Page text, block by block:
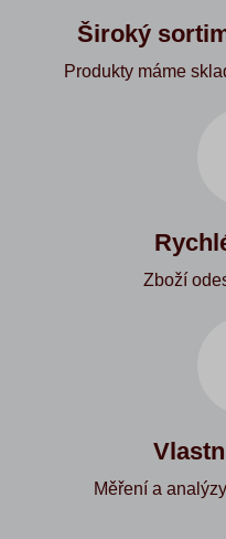
Široký
Produkty máme
Zboží
Měření a